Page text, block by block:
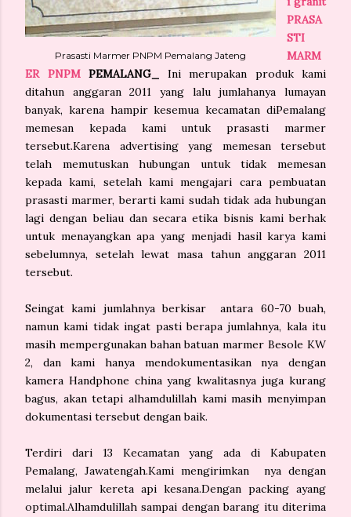
Prasasti Marmer PNPM Pemalang Jateng
PRASA
STI
MARM
ER PNPMPEMALANG_
Ini merupakan produk kami
ditahun anggaran 2011 yang lalu jumlahanya lumayan
banyak, karena hampir kesemua kecamatan diPemalang
memesan kepada kami untuk prasasti marmer
tersebut.Karena advertising yang memesan tersebut
telah memutuskan hubungan untuk tidak memesan
kepada kami, setelah kami mengajari cara pembuatan
prasasti marmer, berarti kami sudah tidak ada hubungan
lagi dengan beliau dan secara etika bisnis kami berhak
untuk menayangkan apa yang menjadi hasil karya kami
sebelumnya, setelah lewat masa tahun anggaran 2011
tersebut.
Seingat kami jumlahnya berkisar antara 60-70 buah,
namun kami tidak ingat pasti berapa jumlahnya, kala itu
masih mempergunakan bahan batuan marmer Besole KW
2, dan kami hanya mendokumentasikan nya dengan
kamera Handphone china yang kwalitasnya juga kurang
bagus, akan tetapi alhamdulillah kami masih menyimpan
dokumentasi tersebut dengan baik.
Terdiri dari 13 Kecamatan yang ada di Kabupaten
Pemalang, Jawatengah.Kami mengirimkan nya dengan
melalui jalur kereta api kesana.Dengan packing ayang
optimal.Alhamdulillah sampai dengan barang itu diterima